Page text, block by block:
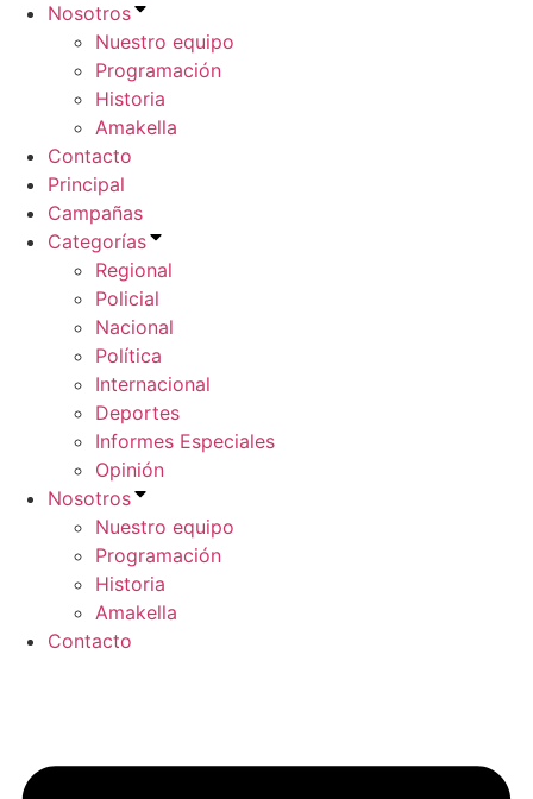
Nosotros
Nuestro equipo
Programación
Historia
Amakella
Contacto
Principal
Campañas
Categorías
Regional
Policial
Nacional
Política
Internacional
Deportes
Informes Especiales
Opinión
Nosotros
Nuestro equipo
Programación
Historia
Amakella
Contacto